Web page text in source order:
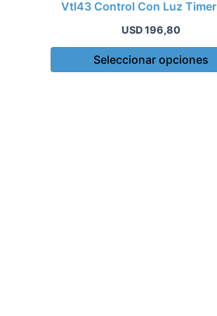
Vtl43 Control Con Luz Timer
USD196,80
Seleccionar opciones